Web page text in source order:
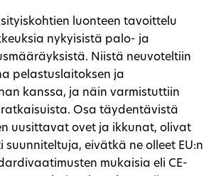
luonteen tavoittelu
nykyisistä palo- ja
Niistä neuvoteltiin
pelastuslaitoksen ja
kanssa, ja näin varmistuttiin
Osa täydentävistä
uusittavat ovet ja ikkunat, olivat
suunniteltuja, eivätkä ne olleet EU:n
mukaisia eli CE-